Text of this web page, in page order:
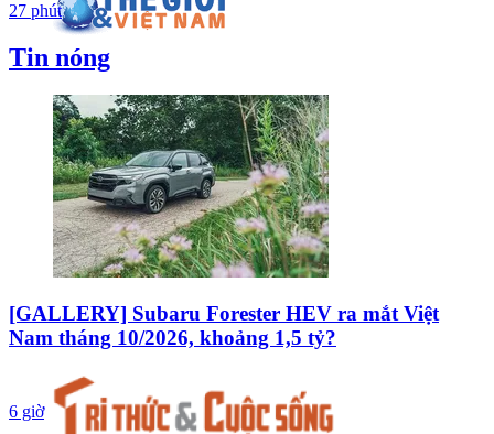
27 phút
Tin nóng
[GALLERY] Subaru Forester HEV ra mắt Việt
Nam tháng 10/2026, khoảng 1,5 tỷ?
6 giờ